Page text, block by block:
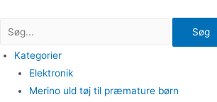
Søg
Kategorier
Elektronik
Merino uld tøj til præmature børn